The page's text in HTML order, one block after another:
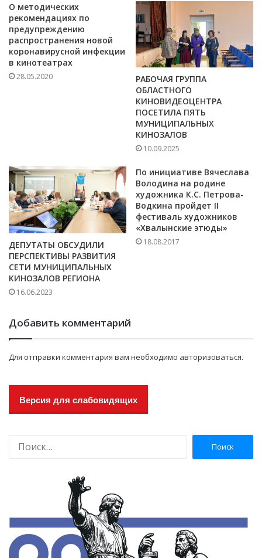
О методических
рекомендациях по
предупреждению
распространения новой
коронавирусной инфекции
в кинотеатрах
28.05.2020
РАБОЧАЯ ГРУППА
ОБЛАСТНОГО
КИНОВИДЕОЦЕНТРА
ПОСЕТИЛА ПЯТЬ
МУНИЦИПАЛЬНЫХ
КИНОЗАЛОВ
10.09.2025
ДЕПУТАТЫ ОБСУДИЛИ
ПЕРСПЕКТИВЫ РАЗВИТИЯ
СЕТИ МУНИЦИПАЛЬНЫХ
КИНОЗАЛОВ РЕГИОНА
16.06.2023
По инициативе Вячеслава
Володина на родине
художника К.С. Петрова-
Водкина пройдет II
фестиваль художников
«Хвалынские этюды»
18.08.2017
Добавить комментарий
Для отправки комментария вам необходимо авторизоваться.
Версия для слабовидящих